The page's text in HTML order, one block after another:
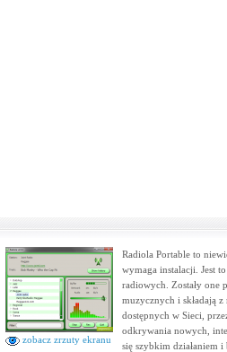
zobacz zrzuty ekranu
Radiola Portable to
wymaga instalacji. Jest
radiowych. Zostały one
muzycznych i składają
dostępnych w Sieci,
odkrywania nowych,
się szybkim działaniem